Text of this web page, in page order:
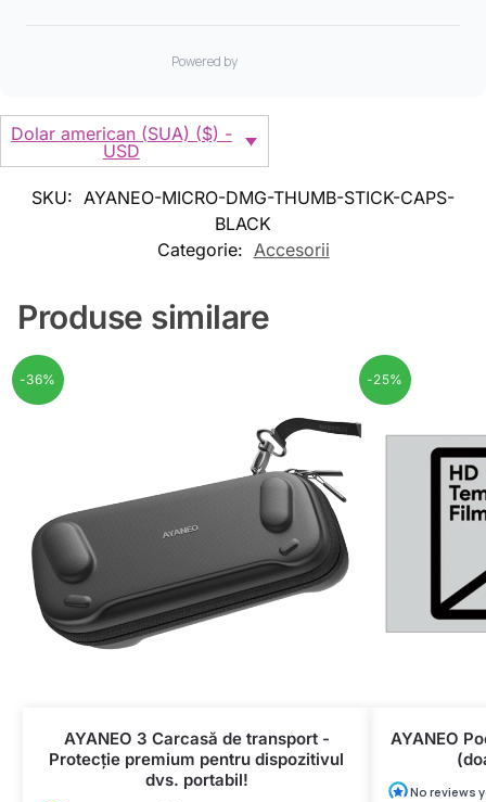
Dolar american (SUA) ($) -
USD
SKU: AYANEO-MICRO-DMG-THUMB-STICK-CAPS-
BLACK
Categorie: Accesorii
Produse similare
-36%
AYANEO 3 Carcasă de transport -
Protecție premium pentru dispozitivul
dvs. portabil!
-25%
AYANEO